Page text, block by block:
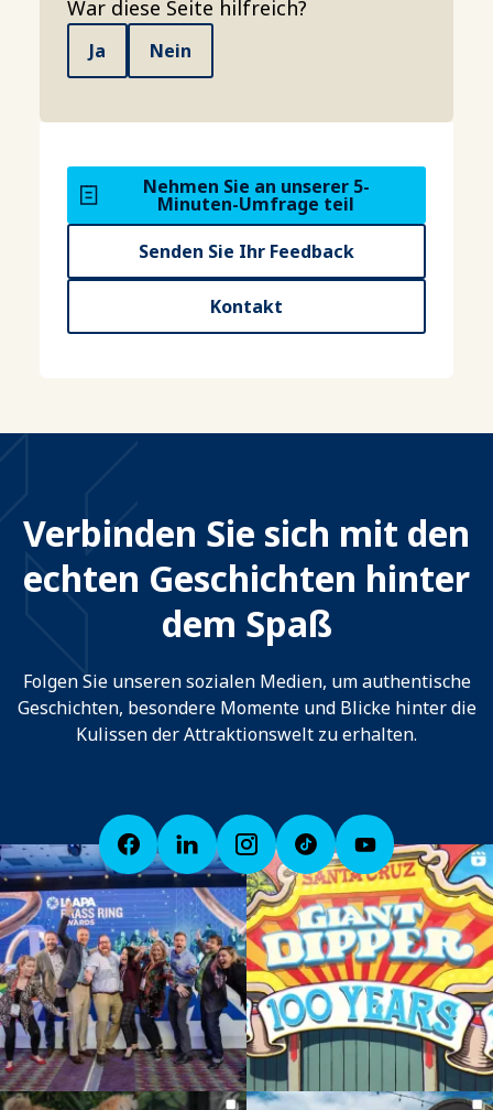
War diese Seite hilfreich?
Ja Nein
Nehmen Sie an unserer 5-
Minuten-Umfrage teil
Senden Sie Ihr Feedback
Kontakt
Verbinden Sie sich mit den
echten Geschichten hinter
dem Spaß
Folgen Sie unseren sozialen Medien, um authentische
Geschichten, besondere Momente und Blicke hinter die
Kulissen der Attraktionswelt zu erhalten.